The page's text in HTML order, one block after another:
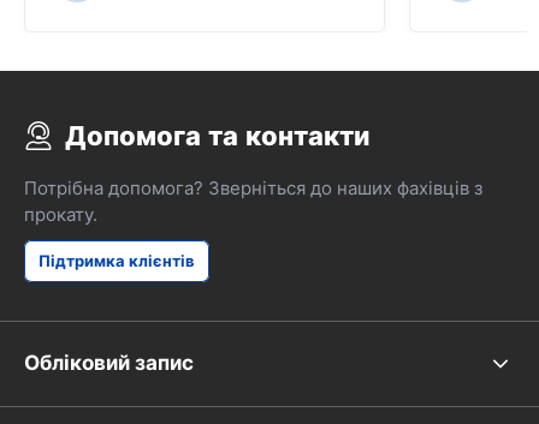
Допомога та контакти
Потрібна допомога? Зверніться до наших фахівців з
прокату.
Підтримка клієнтів
Обліковий запис